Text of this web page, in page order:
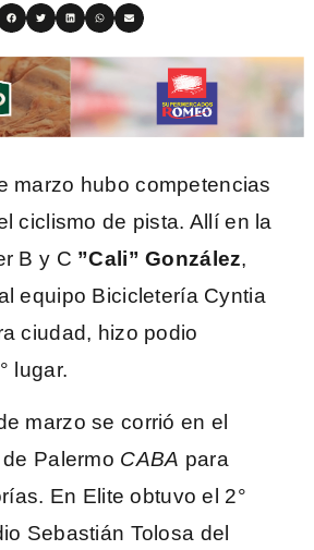
marzo hubo competencias
ciclismo de pista. Allí en la
B y C ”Cali” González,
equipo Bicicletería Cyntia
ciudad, hizo podio
lugar.
marzo se corrió en el
Palermo CABA para
En Elite obtuvo el 2°
Sebastián Tolosa del